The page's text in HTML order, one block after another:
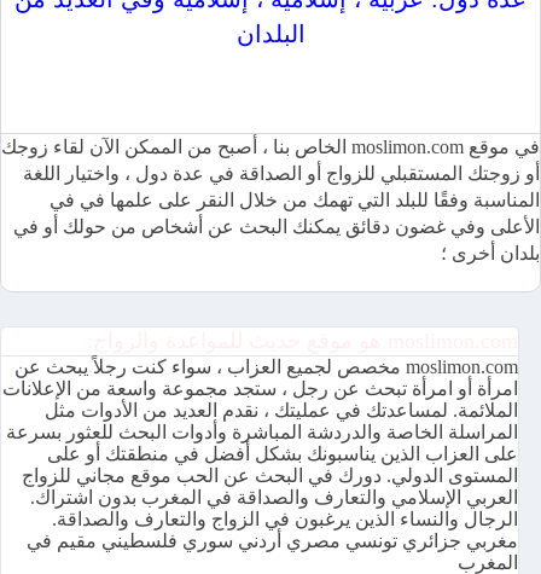
البلدان
في موقع moslimon.com الخاص بنا ، أصبح من الممكن الآن لقاء زوجك
أو زوجتك المستقبلي للزواج أو الصداقة في عدة دول ، واختيار اللغة
المناسبة وفقًا للبلد التي تهمك من خلال النقر على علمها في في
الأعلى وفي غضون دقائق يمكنك البحث عن أشخاص من حولك أو في
بلدان أخرى ؛
moslimon.com مخصص لجميع العزاب ، سواء كنت رجلاً يبحث عن
امرأة أو امرأة تبحث عن رجل ، ستجد مجموعة واسعة من الإعلانات
الملائمة. لمساعدتك في عمليتك ، نقدم العديد من الأدوات مثل
المراسلة الخاصة والدردشة المباشرة وأدوات البحث للعثور بسرعة
على العزاب الذين يناسبونك بشكل أفضل في منطقتك أو على
المستوى الدولي. دورك في البحث عن الحب موقع مجاني للزواج
العربي الإسلامي والتعارف والصداقة في المغرب بدون اشتراك.
الرجال والنساء الذين يرغبون في الزواج والتعارف والصداقة.
مغربي جزائري تونسي مصري أردني سوري فلسطيني مقيم في
المغرب